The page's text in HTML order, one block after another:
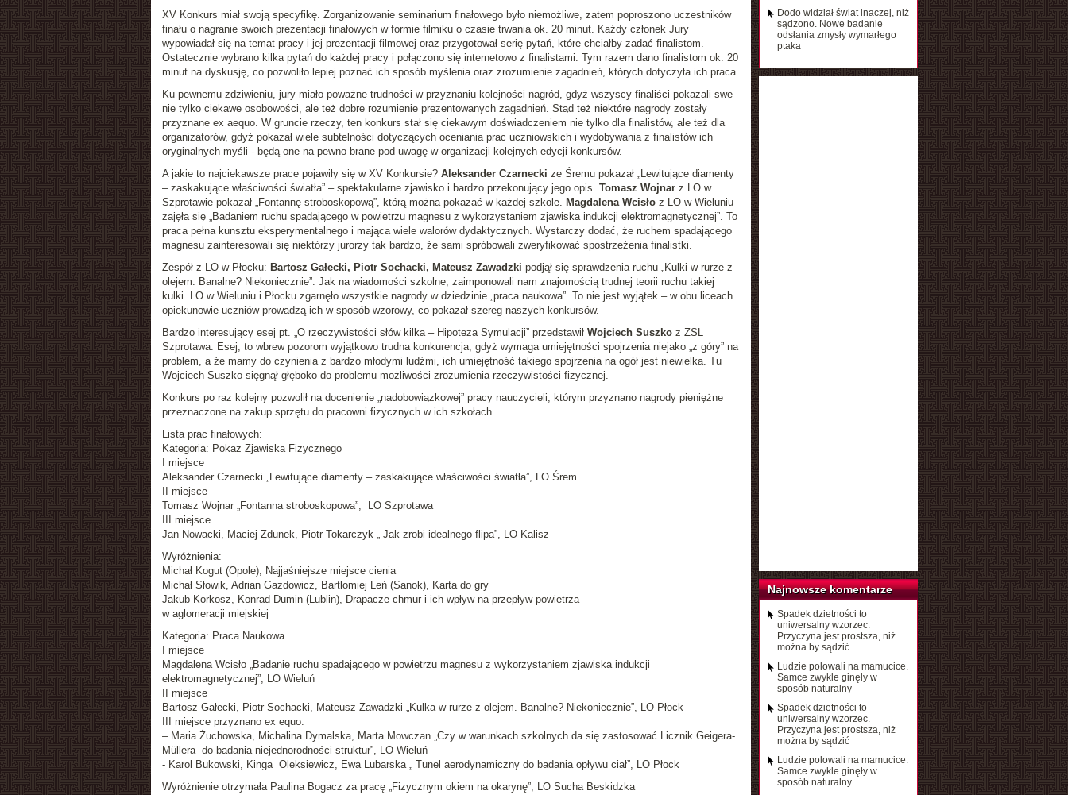
XV Konkurs miał swoją specyfikę. Zorganizowanie seminarium finałowego było niemożliwe, zatem poproszono uczestników
finału o nagranie swoich prezentacji finałowych w formie filmiku o czasie trwania ok. 20 minut. Każdy członek Jury
wypowiadał się na temat pracy i jej prezentacji filmowej oraz przygotował serię pytań, które chciałby zadać finalistom.
Ostatecznie wybrano kilka pytań do każdej pracy i połączono się internetowo z finalistami. Tym razem dano finalistom ok. 20
minut na dyskusję, co pozwoliło lepiej poznać ich sposób myślenia oraz zrozumienie zagadnień, których dotyczyła ich praca.
Ku pewnemu zdziwieniu, jury miało poważne trudności w przyznaniu kolejności nagród, gdyż wszyscy finaliści pokazali swe
nie tylko ciekawe osobowości, ale też dobre rozumienie prezentowanych zagadnień. Stąd też niektóre nagrody zostały
przyznane ex aequo. W gruncie rzeczy, ten konkurs stał się ciekawym doświadczeniem nie tylko dla finalistów, ale też dla
organizatorów, gdyż pokazał wiele subtelności dotyczących oceniania prac uczniowskich i wydobywania z finalistów ich
oryginalnych myśli - będą one na pewno brane pod uwagę w organizacji kolejnych edycji konkursów.
A jakie to najciekawsze prace pojawiły się w XV Konkursie? Aleksander Czarnecki ze Śremu pokazał „Lewitujące diamenty
– zaskakujące właściwości światła” – spektakularne zjawisko i bardzo przekonujący jego opis. Tomasz Wojnarz LO w
Szprotawie pokazał „Fontannę stroboskopową”, którą można pokazać w każdej szkole. Magdalena Wcisłoz LO w Wieluniu
zajęła się „Badaniem ruchu spadającego w powietrzu magnesu z wykorzystaniem zjawiska indukcji elektromagnetycznej”. To
praca pełna kunsztu eksperymentalnego i mająca wiele walorów dydaktycznych. Wystarczy dodać, że ruchem spadającego
magnesu zainteresowali się niektórzy jurorzy tak bardzo, że sami spróbowali zweryfikować spostrzeżenia finalistki.
Zespół z LO w Płocku: Bartosz Gałecki, Piotr Sochacki, Mateusz Zawadzki podjął się sprawdzenia ruchu „Kulki w rurze z
olejem. Banalne? Niekoniecznie”. Jak na wiadomości szkolne, zaimponowali nam znajomością trudnej teorii ruchu takiej
kulki. LO w Wieluniu i Płocku zgarnęło wszystkie nagrody w dziedzinie „praca naukowa”. To nie jest wyjątek – w obu liceach
opiekunowie uczniów prowadzą ich w sposób wzorowy, co pokazał szereg naszych konkursów.
Bardzo interesujący esej pt. „O rzeczywistości słów kilka – Hipoteza Symulacji” przedstawił Wojciech Suszkoz ZSL
Szprotawa. Esej, to wbrew pozorom wyjątkowo trudna konkurencja, gdyż wymaga umiejętności spojrzenia niejako „z góry” na
problem, a że mamy do czynienia z bardzo młodymi ludźmi, ich umiejętność takiego spojrzenia na ogół jest niewielka. Tu
Wojciech Suszko sięgnął głęboko do problemu możliwości zrozumienia rzeczywistości fizycznej.
Konkurs po raz kolejny pozwolił na docenienie „nadobowiązkowej” pracy nauczycieli, którym przyznano nagrody pieniężne
przeznaczone na zakup sprzętu do pracowni fizycznych w ich szkołach.
Lista prac finałowych:
Kategoria: Pokaz Zjawiska Fizycznego
I miejsce
Aleksander Czarnecki „Lewitujące diamenty – zaskakujące właściwości światła”, LO Śrem
II miejsce
Tomasz Wojnar „Fontanna stroboskopowa”, LO Szprotawa
III miejsce
Jan Nowacki, Maciej Zdunek, Piotr Tokarczyk „ Jak zrobi idealnego flipa”, LO Kalisz
Wyróżnienia:
Michał Kogut (Opole), Najjaśniejsze miejsce cienia
Michał Słowik, Adrian Gazdowicz, Bartlomiej Leń (Sanok), Karta do gry
Jakub Korkosz, Konrad Dumin (Lublin), Drapacze chmur i ich wpływ na przepływ powietrza
w aglomeracji miejskiej
Kategoria: Praca Naukowa
I miejsce
Magdalena Wcisło „Badanie ruchu spadającego w powietrzu magnesu z wykorzystaniem zjawiska indukcji
elektromagnetycznej”, LO Wieluń
II miejsce
Bartosz Gałecki, Piotr Sochacki, Mateusz Zawadzki „Kulka w rurze z olejem. Banalne? Niekoniecznie”, LO Płock
III miejsce przyznano ex equo:
– Maria Żuchowska, Michalina Dymalska, Marta Mowczan „Czy w warunkach szkolnych da się zastosować Licznik Geigera-
Müllera do badania niejednorodności struktur”, LO Wieluń
- Karol Bukowski, Kinga Oleksiewicz, Ewa Lubarska „ Tunel aerodynamiczny do badania opływu ciał”, LO Płock
Wyróżnienie otrzymała Paulina Bogacz za pracę „Fizycznym okiem na okarynę”, LO Sucha Beskidzka
Dodo widział świat inaczej, niż
sądzono. Nowe badanie
odsłania zmysły wymarłego
ptaka
Najnowsze komentarze
Spadek dzietności to
uniwersalny wzorzec.
Przyczyna jest prostsza, niż
można by sądzić
Ludzie polowali na mamucice.
Samce zwykle ginęły w
sposób naturalny
Spadek dzietności to
uniwersalny wzorzec.
Przyczyna jest prostsza, niż
można by sądzić
Ludzie polowali na mamucice.
Samce zwykle ginęły w
sposób naturalny